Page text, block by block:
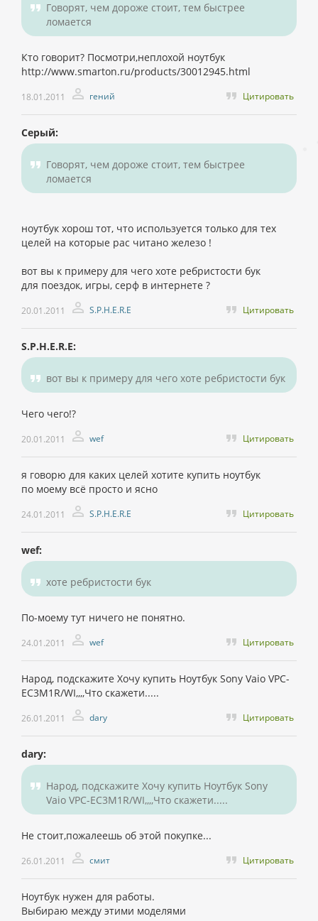
Говорят, чем дороже стоит, тем быстрее
ломается
Кто говорит? Посмотри,неплохой ноутбук
http://www.smarton.ru/products/30012945.html
18.01.2011 гений Цитировать
Серый:
Говорят, чем дороже стоит, тем быстрее
ломается
ноутбук хорош тот, что используется только для тех
целей на которые рас читано железо !
вот вы к примеру для чего хоте ребристости бук
для поездок, игры, серф в интернете ?
20.01.2011 S.P.H.E.R.E Цитировать
S.P.H.E.R.E:
вот вы к примеру для чего хоте ребристости бук
Чего чего!?
20.01.2011 wef Цитировать
я говорю для каких целей хотите купить ноутбук
по моему всё просто и ясно
24.01.2011 S.P.H.E.R.E Цитировать
wef:
хоте ребристости бук
По-моему тут ничего не понятно.
24.01.2011 wef Цитировать
Народ, подскажите Хочу купить Ноутбук Sony Vaio VPC-
EC3M1R/WI,,,,Что скажети.....
26.01.2011 dary Цитировать
dary:
Народ, подскажите Хочу купить Ноутбук Sony
Vaio VPC-EC3M1R/WI,,,,Что скажети.....
Не стоит,пожалеешь об этой покупке...
26.01.2011 смит Цитировать
Ноутбук нужен для работы.
Выбираю между этими моделями